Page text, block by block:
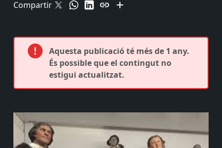
Compartir
Aquesta publicació té més de 1 any.
És possible que el contingut no
estigui actualitzat.